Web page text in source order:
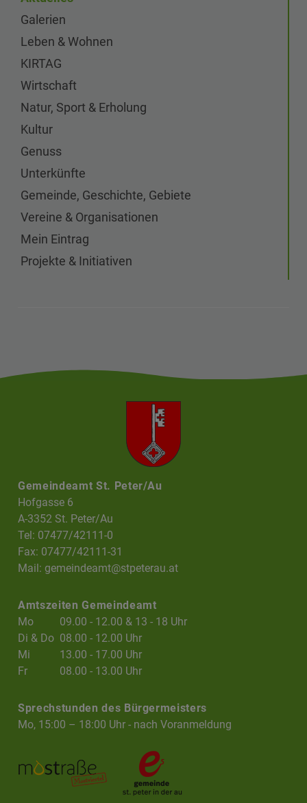
Galerien
Leben & Wohnen
KIRTAG
Wirtschaft
Natur, Sport & Erholung
Kultur
Genuss
Unterkünfte
Gemeinde, Geschichte, Gebiete
Vereine & Organisationen
Mein Eintrag
Projekte & Initiativen
Gemeindeamt St. Peter/Au
Hofgasse 6
A-3352 St. Peter/Au
Tel: 07477/42111-0
Fax: 07477/42111-31
Mail:gemeindeamt@stpeterau.at
Amtszeiten Gemeindeamt
Mo
09.00 - 12.00 & 13 - 18 Uhr
Di & Do 08.00 - 12.00 Uhr
Mi
13.00 - 17.00 Uhr
Fr
08.00 - 13.00 Uhr
Sprechstunden des Bürgermeisters
Mo, 15:00 – 18:00 Uhr - nach Voranmeldung